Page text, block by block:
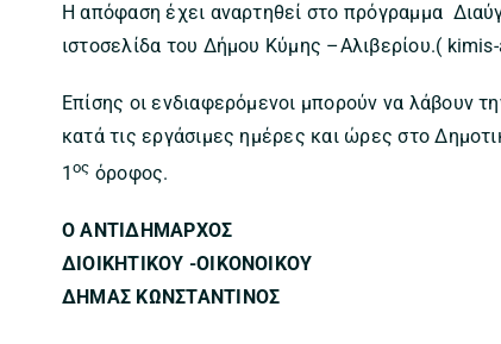
Η απόφαση έχει αναρτηθεί στο πρόγραμμα
ιστοσελίδα του Δήμου Κύμης –Αλιβερίου.(
Επίσης οι ενδιαφερόμενοι μπορούν να λάβουν
κατά τις εργάσιμες ημέρες και ώρες στο
1ος όροφος.
Ο ΑΝΤΙΔΗΜΑΡΧΟΣ
ΔΙΟΙΚΗΤΙΚΟΥ -ΟΙΚΟΝΟΙΚΟΥ
ΔΗΜΑΣ ΚΩΝΣΤΑΝΤΙΝΟΣ